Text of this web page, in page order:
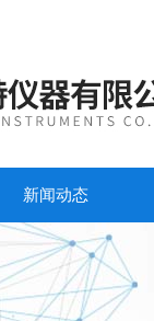
新闻动态